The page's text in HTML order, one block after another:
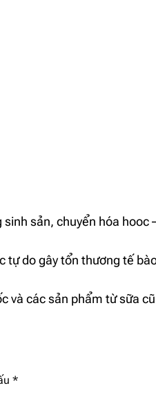
sản, chuyển hóa
do gây tổn thương tế
và các sản phẩm từ sữa
*